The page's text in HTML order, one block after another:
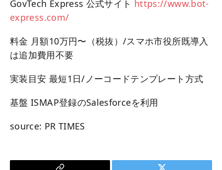
GovTech Express 公式サイト https://www.bot-
express.com/
料金 月額10万円〜（税抜）/スマホ市役所既導入
は追加費用不要
実装目安 最短1日/ノーコードテンプレート方式
基盤 ISMAP登録のSalesforceを利用
source: PR TIMES